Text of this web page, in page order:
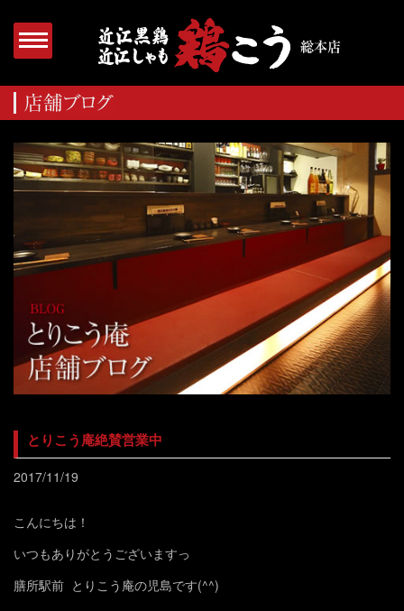
とりこう庵絶賛営業中
2017/11/19
こんにちは！
いつもありがとうございますっ
膳所駅前 とりこう庵の児島です(^^)